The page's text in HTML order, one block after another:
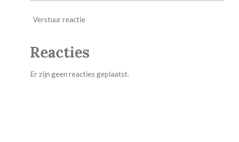
Verstuur reactie
Reacties
Er zijn geen reacties geplaatst.